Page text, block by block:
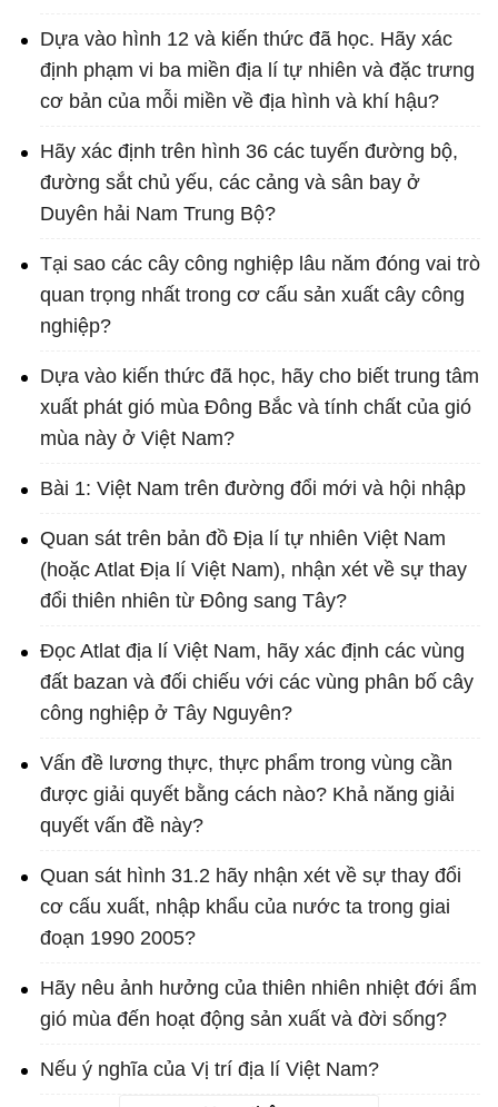
Dựa vào hình 12 và kiến thức đã học. Hãy xác
định phạm vi ba miền địa lí tự nhiên và đặc trưng
cơ bản của mỗi miền về địa hình và khí hậu?
Hãy xác định trên hình 36 các tuyến đường bộ,
đường sắt chủ yếu, các cảng và sân bay ở
Duyên hải Nam Trung Bộ?
Tại sao các cây công nghiệp lâu năm đóng vai trò
quan trọng nhất trong cơ cấu sản xuất cây công
nghiệp?
Dựa vào kiến thức đã học, hãy cho biết trung tâm
xuất phát gió mùa Đông Bắc và tính chất của gió
mùa này ở Việt Nam?
Bài 1: Việt Nam trên đường đổi mới và hội nhập
Quan sát trên bản đồ Địa lí tự nhiên Việt Nam
(hoặc Atlat Địa lí Việt Nam), nhận xét về sự thay
đổi thiên nhiên từ Đông sang Tây?
Đọc Atlat địa lí Việt Nam, hãy xác định các vùng
đất bazan và đối chiếu với các vùng phân bố cây
công nghiệp ở Tây Nguyên?
Vấn đề lương thực, thực phẩm trong vùng cần
được giải quyết bằng cách nào? Khả năng giải
quyết vấn đề này?
Quan sát hình 31.2 hãy nhận xét về sự thay đổi
cơ cấu xuất, nhập khẩu của nước ta trong giai
đoạn 1990 2005?
Hãy nêu ảnh hưởng của thiên nhiên nhiệt đới ẩm
gió mùa đến hoạt động sản xuất và đời sống?
Nếu ý nghĩa của Vị trí địa lí Việt Nam?